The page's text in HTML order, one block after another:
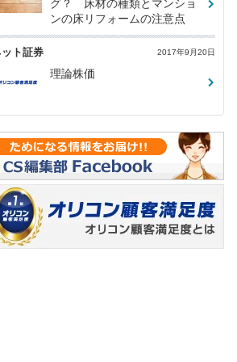
グ？ 床材の種類とマンショ
ンの床リフォームの注意点
ト証券 2017年9月20日
理論株価